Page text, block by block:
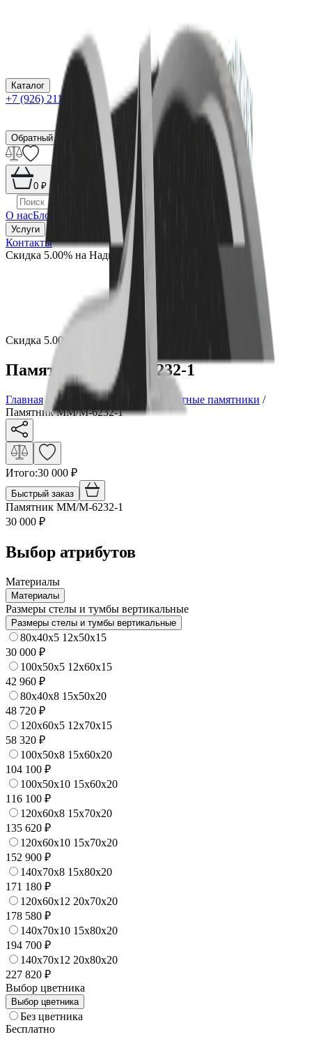
Каталог
+7 (926) 211 90 79
Обратный звонок
0 ₽
О насБлог Гарантия
Услуги
Контакты
Скидка 5.00% на Надгробные плиты
Скидка 5.00% на Надгробные плиты
Памятник ММ/M-6232-1
Главная/ Памятники/ Элитные памятники /
Памятник ММ/M-6232-1
Итого:30 000 ₽
Быстрый заказ
Памятник ММ/M-6232-1
30 000 ₽
Выбор атрибутов
Материалы
Материалы
Размеры стелы и тумбы вертикальные
Размеры стелы и тумбы вертикальные
80x40x5 12x50x15
30 000 ₽
100x50x5 12x60x15
42 960 ₽
80x40x8 15x50x20
48 720 ₽
120x60x5 12x70x15
58 320 ₽
100x50x8 15x60x20
104 100 ₽
100x50x10 15x60x20
116 100 ₽
120x60x8 15x70x20
135 620 ₽
120x60x10 15x70x20
152 900 ₽
140x70x8 15x80x20
171 180 ₽
120x60x12 20x70x20
178 580 ₽
140x70x10 15x80x20
194 700 ₽
140x70x12 20x80x20
227 820 ₽
Выбор цветника
Выбор цветника
Без цветника
Бесплатно